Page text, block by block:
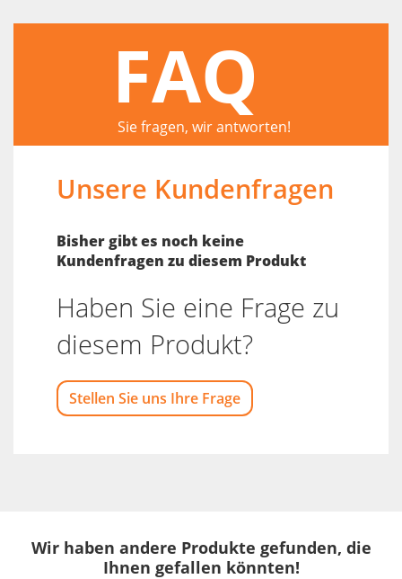
FAQ
Sie fragen, wir antworten!
Unsere Kundenfragen
Bisher gibt es noch keine
Kundenfragen zu diesem Produkt
Haben Sie eine Frage zu
diesem Produkt?
Stellen Sie uns Ihre Frage
Wir haben andere Produkte gefunden, die
Ihnen gefallen könnten!